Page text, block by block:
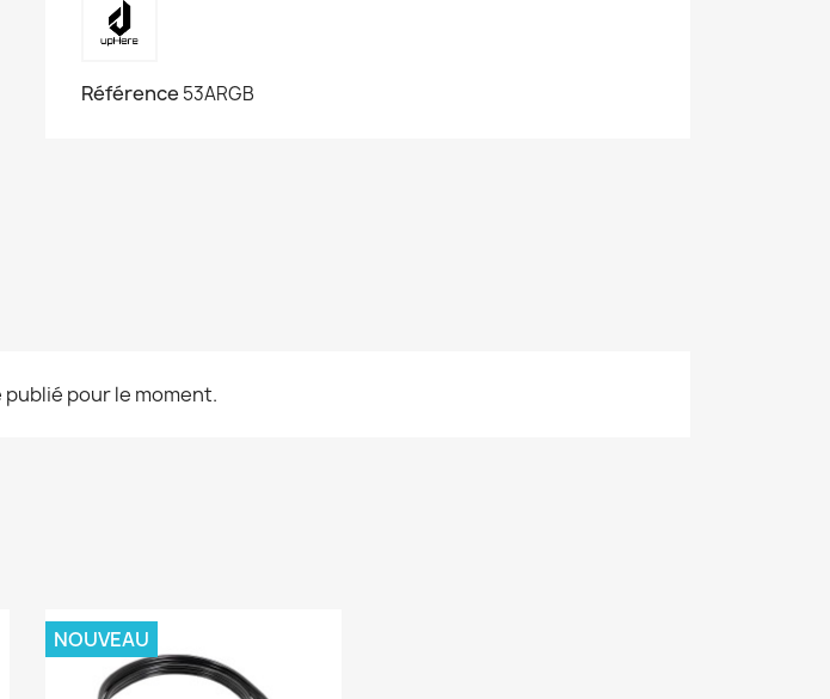
Référence 53ARGB
publié pour le moment.
NOUVEAU